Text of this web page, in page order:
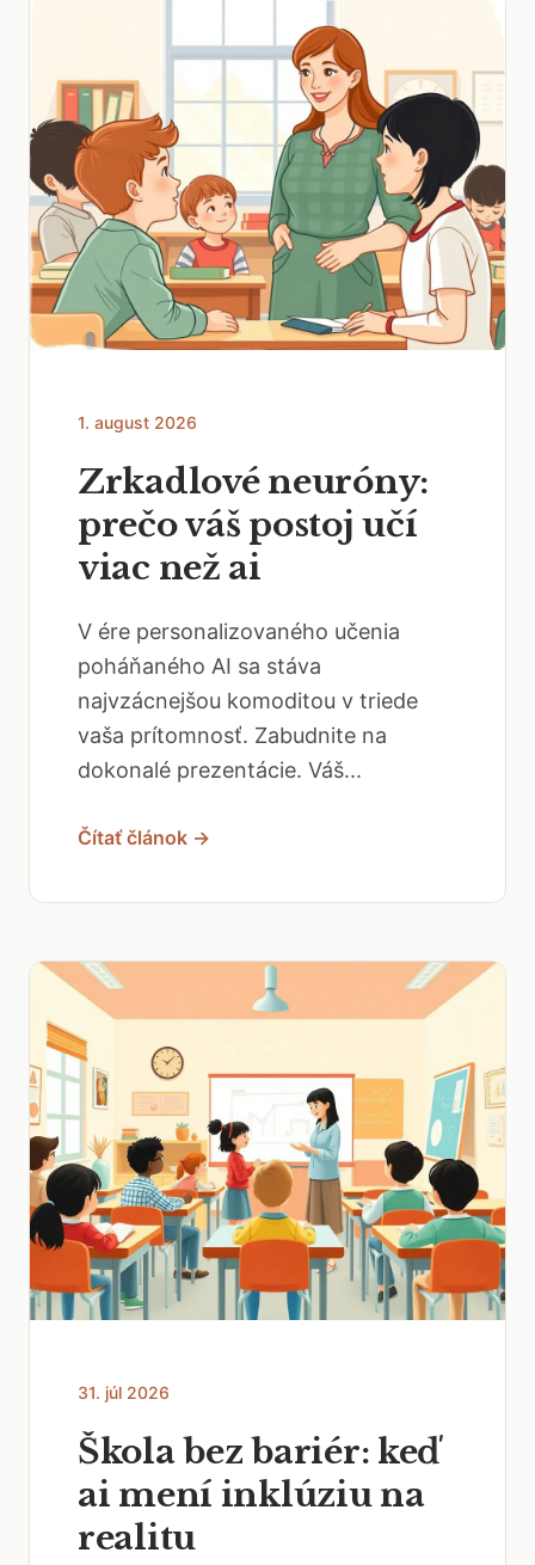
1. august 2026
Zrkadlové neuróny:
prečo váš postoj učí
viac než ai
V ére personalizovaného učenia
poháňaného AI sa stáva
najvzácnejšou komoditou v triede
vaša prítomnosť. Zabudnite na
dokonalé prezentácie. Váš...
Čítať článok →
31. júl 2026
Škola bez bariér: keď
ai mení inklúziu na
realitu